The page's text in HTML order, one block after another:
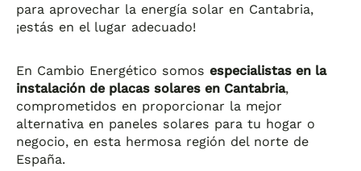
para aprovechar la energía solar en Cantabria,
¡estás en el lugar adecuado!
En Cambio Energético somosespecialistas en la
instalación de placas solares en Cantabria,
comprometidos en proporcionar la mejor
alternativa en paneles solares para tu hogar o
negocio, en esta hermosa región del norte de
España.